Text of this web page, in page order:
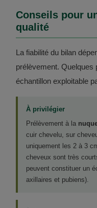
Conseils pour
qualité
La fiabilité du bilan
prélèvement. Quelques
échantillon exploitable
À privilégier
Prélèvement à la
cuir chevelu, sur
uniquement les 2 à 3
cheveux sont très
peuvent constituer un
axillaires et pubiens).